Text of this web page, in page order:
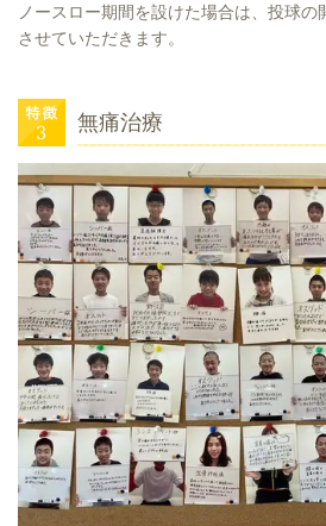
ノースロー期間を設けた場合は、投球の
させていただきます。
無痛治療